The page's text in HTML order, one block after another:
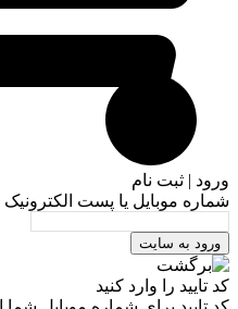
ورود | ثبت نام
شماره موبایل یا پست الکترونیک
ورود به سایت
کد تایید را وارد کنید